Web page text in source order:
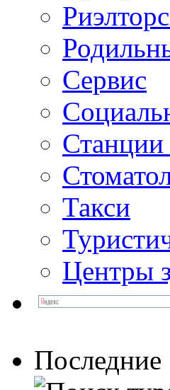
Сервис
Станции
Такси
Центры
Последние